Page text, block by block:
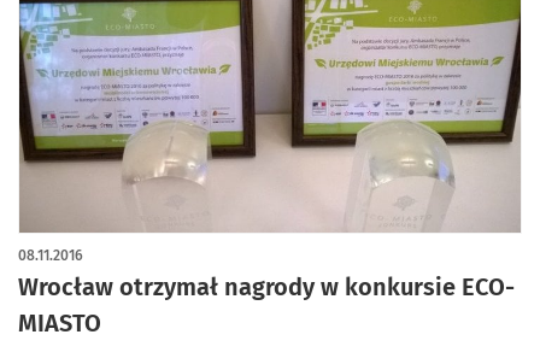
Wro­cław otrzy­mał nagrody w kon­kur­sie ECO-
MIASTO
08.11.2016